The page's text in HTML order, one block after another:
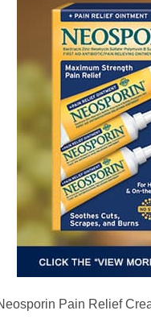
Pain Relief